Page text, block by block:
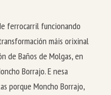
ferrocarril funcionando
máis orixinal
de Baños de Molgas, en
Borrajo. E nesa
porque Moncho Borrajo,